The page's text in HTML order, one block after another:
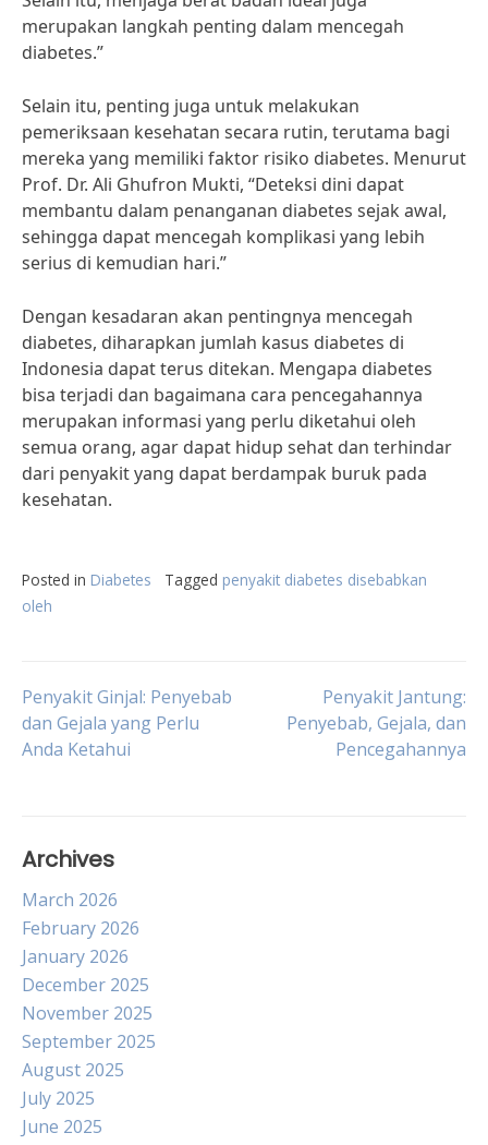
merupakan langkah penting dalam mencegah
diabetes.”
Selain itu, penting juga untuk melakukan
pemeriksaan kesehatan secara rutin, terutama bagi
mereka yang memiliki faktor risiko diabetes. Menurut
Prof. Dr. Ali Ghufron Mukti, “Deteksi dini dapat
membantu dalam penanganan diabetes sejak awal,
sehingga dapat mencegah komplikasi yang lebih
serius di kemudian hari.”
Dengan kesadaran akan pentingnya mencegah
diabetes, diharapkan jumlah kasus diabetes di
Indonesia dapat terus ditekan. Mengapa diabetes
bisa terjadi dan bagaimana cara pencegahannya
merupakan informasi yang perlu diketahui oleh
semua orang, agar dapat hidup sehat dan terhindar
dari penyakit yang dapat berdampak buruk pada
kesehatan.
Posted in Diabetes Tagged penyakit diabetes disebabkan
oleh
Post
navigation
Penyakit Ginjal: Penyebab
dan Gejala yang Perlu
Anda Ketahui
Penyakit Jantung:
Penyebab, Gejala, dan
Pencegahannya
Archives
March 2026
February 2026
January 2026
December 2025
November 2025
September 2025
August 2025
July 2025
June 2025